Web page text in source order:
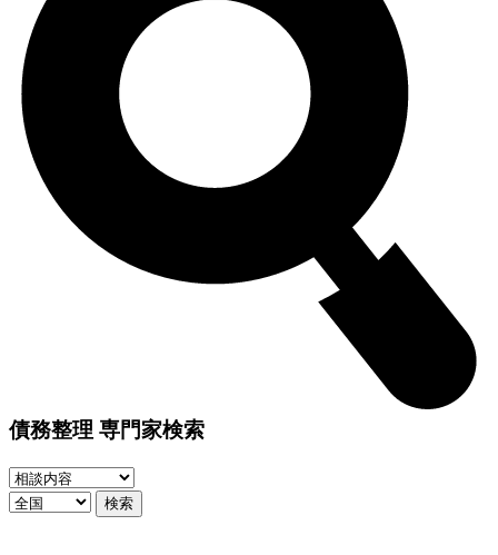
債務整理 専門家検索
検索